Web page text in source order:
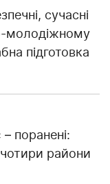
сучасні
молодіжному
підготовка
поранені:
райони